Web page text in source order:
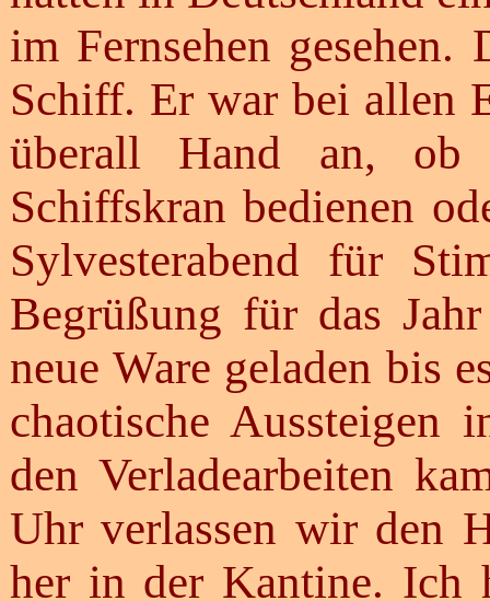
im Fernsehen
Schiff. Er war bei allen
überall Hand an, ob
Schiffskran bedienen
Sylvesterabend für
Begrüßung für das
neue Ware geladen bis
chaotische Aussteigen
den Verladearbeiten
Uhr verlassen wir den
her in der Kantine. Ich